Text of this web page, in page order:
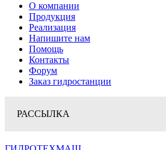
О компании
Продукция
Реализация
Напишите нам
Помощь
Контакты
Форум
Заказ гидростанции
РАССЫЛКА